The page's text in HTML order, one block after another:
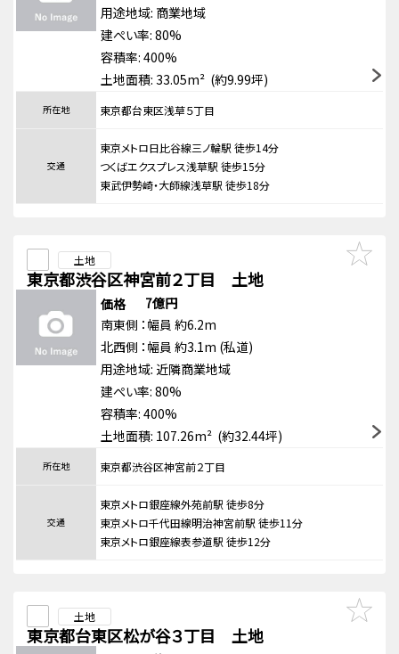
用途地域: 商業地域
建ぺい率: 80%
容積率: 400%
土地面積: 33.05m² (約9.99坪)
所在地 東京都台東区浅草５丁目
交通
東京メトロ日比谷線三ノ輪駅 徒歩14分
つくばエクスプレス浅草駅 徒歩15分
東武伊勢崎・大師線浅草駅 徒歩18分
土地
東京都渋谷区神宮前２丁目 土地
価格
7億円
南東側 ：幅員 約6.2m
北西側 ：幅員 約3.1m (私道)
用途地域: 近隣商業地域
建ぺい率: 80%
容積率: 400%
土地面積: 107.26m² (約32.44坪)
所在地 東京都渋谷区神宮前２丁目
交通
東京メトロ銀座線外苑前駅 徒歩8分
東京メトロ千代田線明治神宮前駅 徒歩11分
東京メトロ銀座線表参道駅 徒歩12分
土地
東京都台東区松が谷３丁目 土地